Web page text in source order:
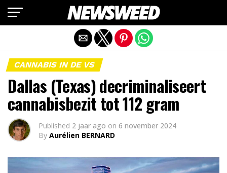
CANNABIS IN DE VS
Dallas (Texas) decriminaliseert
cannabisbezit tot 112 gram
Published 2 jaar ago on 6 november 2024
By Aurélien BERNARD
Mobiele versie afsluiten